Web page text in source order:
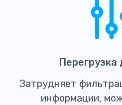
Затрудняет
информации,